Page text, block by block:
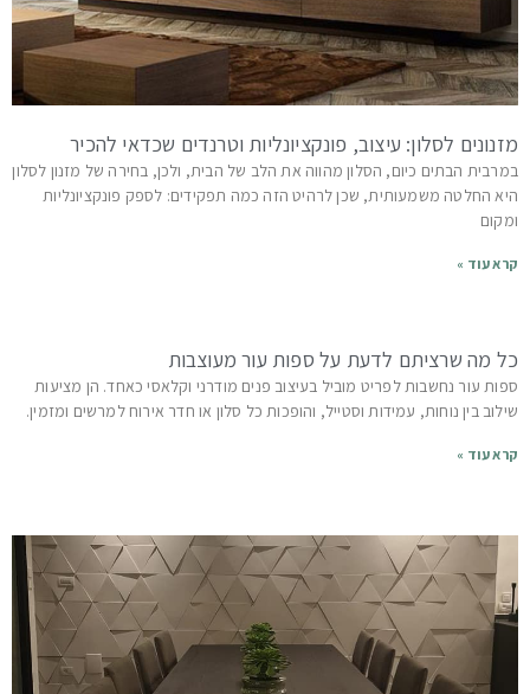
מזנונים לסלון: עיצוב, פונקציונליות וטרנדים שכדאי להכיר
במרבית הבתים כיום, הסלון מהווה את הלב של הבית, ולכן, בחירה של מזנון לסלון
היא החלטה משמעותית, שכן לרהיט הזה כמה תפקידים: לספק פונקציונליות
ומקום
קרא עוד »
כל מה שרציתם לדעת על ספות עור מעוצבות
ספות עור נחשבות לפריט מוביל בעיצוב פנים מודרני וקלאסי כאחד. הן מציעות
שילוב בין נוחות, עמידות וסטייל, והופכות כל סלון או חדר אירוח למרשים ומזמין.
קרא עוד »